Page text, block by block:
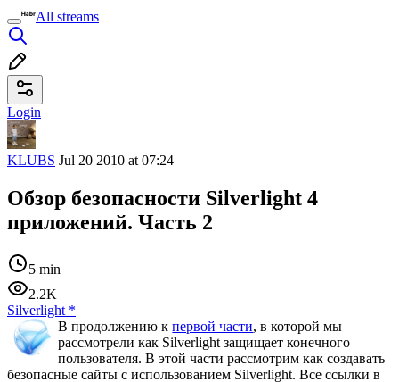
All streams
Login
KLUBS Jul 20 2010 at 07:24
Обзор безопасности Silverlight 4
приложений. Часть 2
5 min
2.2K
Silverlight *
В продолжению кпервой части, в которой мы
рассмотрели как Silverlight защищает конечного
пользователя. В этой части рассмотрим как создавать
безопасные сайты с использованием Silverlight. Все ссылки в